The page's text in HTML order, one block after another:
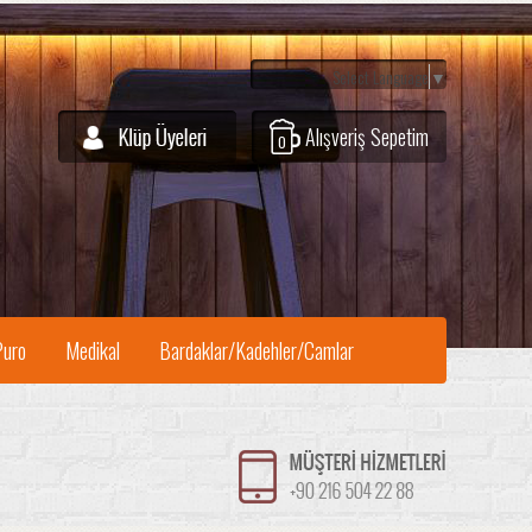
Alışveriş Sepetim
0
Select Language ▼
Medikal Bardaklar/Kadehler/Camlar